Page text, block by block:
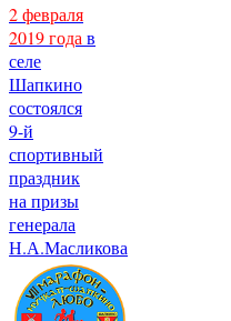
2 февраля
2019 года в
селе
Шапкино
состоялся
9-й
спортивный
праздник
на призы
генерала
Н.А.Масликова